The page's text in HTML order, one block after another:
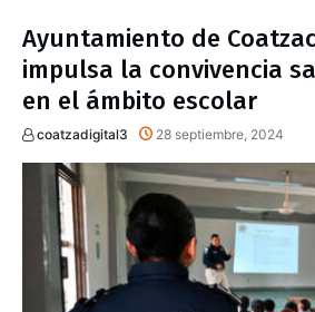
Ayuntamiento de
impulsa la convivencia
en el ámbito escolar
coatzadigital3 28 septiembre, 2024